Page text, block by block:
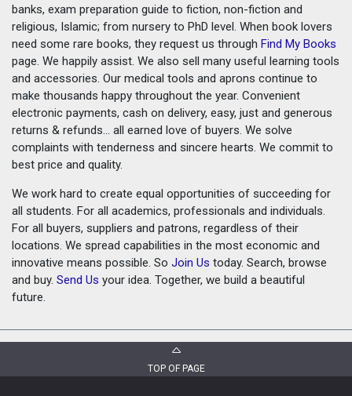
banks, exam preparation guide to fiction, non-fiction and
religious, Islamic; from nursery to PhD level. When book lovers
need some rare books, they request us through Find My Books
page. We happily assist. We also sell many useful learning tools
and accessories. Our medical tools and aprons continue to
make thousands happy throughout the year. Convenient
electronic payments, cash on delivery, easy, just and generous
returns & refunds... all earned love of buyers. We solve
complaints with tenderness and sincere hearts. We commit to
best price and quality.
We work hard to create equal opportunities of succeeding for
all students. For all academics, professionals and individuals.
For all buyers, suppliers and patrons, regardless of their
locations. We spread capabilities in the most economic and
innovative means possible. So Join Us today. Search, browse
and buy. Send Us your idea. Together, we build a beautiful
future.
TOP OF PAGE